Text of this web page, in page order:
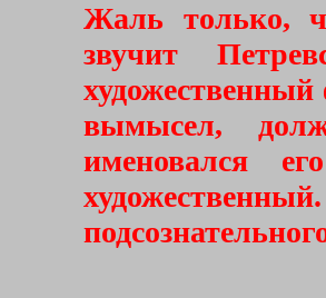
Жаль только,
звучит
художественный
вымысел,
именовался